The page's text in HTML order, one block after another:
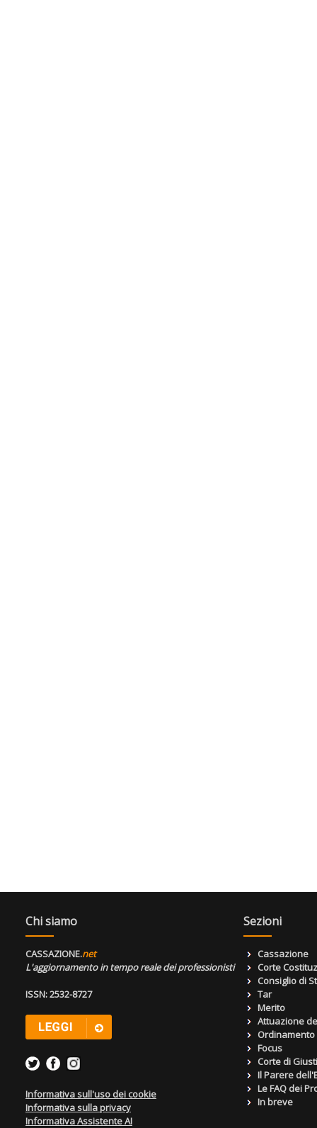
Chi siamo
CASSAZIONE.net
L'aggiornamento in tempo reale dei professionisti
ISSN: 2532-8727
Informativa sull'uso dei cookie
Informativa sulla privacy
Informativa Assistente AI
Sezioni
Cassazione
Corte
Consiglio di
Tar
Merito
Attuazione
Focus
Corte di
Il Parere
Le FAQ dei
In breve